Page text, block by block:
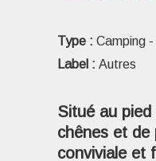
Type : Camping
Label : Autres
Situé au
chênes et de
conviviale et